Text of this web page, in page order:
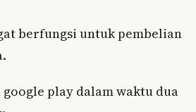
berfungsi untuk pembelian
play dalam waktu dua